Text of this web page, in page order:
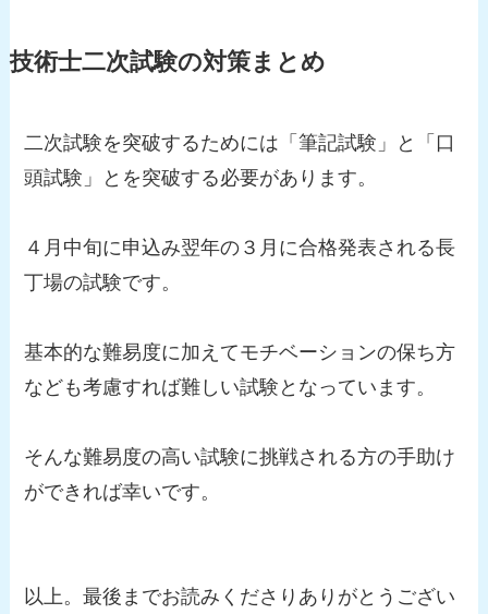
技術士二次試験の対策まとめ
二次試験を突破するためには「筆記試験」と「口
頭試験」とを突破する必要があります。
４月中旬に申込み翌年の３月に合格発表される長
丁場の試験です。
基本的な難易度に加えてモチベーションの保ち方
なども考慮すれば難しい試験となっています。
そんな難易度の高い試験に挑戦される方の手助け
ができれば幸いです。
以上。最後までお読みくださりありがとうござい